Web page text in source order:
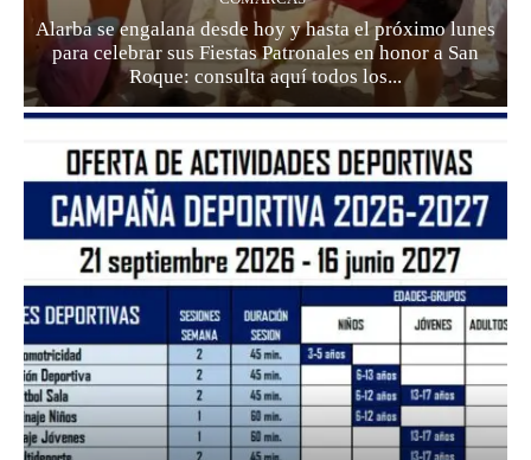
Alarba se engalana desde hoy y hasta el próximo lunes
para celebrar sus Fiestas Patronales en honor a San
Roque: consulta aquí todos los...